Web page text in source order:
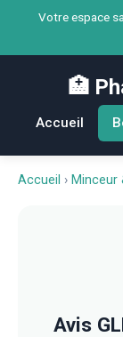
Votre espace
🏥
Accueil
Accueil › Minceur
Avis